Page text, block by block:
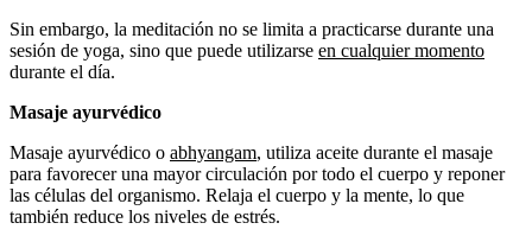
Sin embargo, la meditación no se limita a practicarse durante una
sesión de yoga, sino que puede utilizarse en cualquier momento
durante el día.
Masaje ayurvédico
Masaje ayurvédico o abhyangam, utiliza aceite durante el masaje
para favorecer una mayor circulación por todo el cuerpo y reponer
las células del organismo. Relaja el cuerpo y la mente, lo que
también reduce los niveles de estrés.